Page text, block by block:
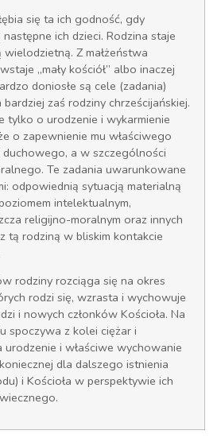
się ta ich godność, gdy
ich dzieci. Rodzina staje
Z małżeństwa
„mały kościół” albo inaczej
doniosłe są cele (zadania)
zaś rodziny chrześcijańskiej.
tylko o urodzenie i wykarmienie
o zapewnienie mu właściwego
a w szczególności
Te zadania uwarunkowane
odpowiednią sytuacją materialną
intelektualnym,
religijno-moralnym oraz innych
tą rodziną w bliskim kontakcie
rodziny rozciąga się na okres
rodzi się, wzrasta i wychowuje
i nowych członków Kościoła. Na
spoczywa z kolei ciężar i
i właściwe wychowanie
dla dalszego istnienia
i Kościoła w perspektywie ich